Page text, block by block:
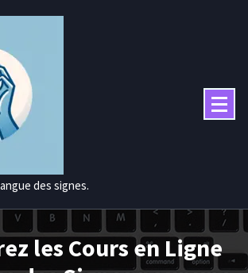
des signes.
les Cours en Ligne